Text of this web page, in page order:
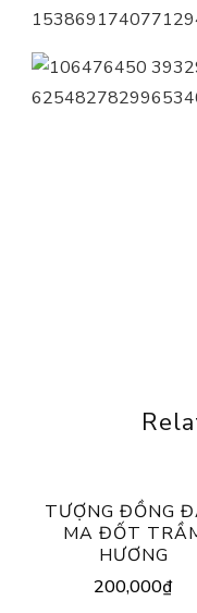
TƯỢNG ĐỒNG
MA ĐỐT
HƯƠNG
200,000₫